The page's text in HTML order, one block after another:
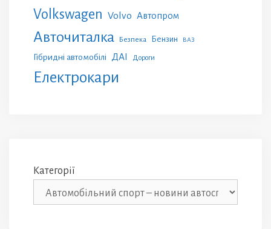
Volkswagen Volvo Автопром
Авточиталка Безпека Бензин ВАЗ
Гібридні автомобілі ДАІ Дороги
Електрокари
Категорії